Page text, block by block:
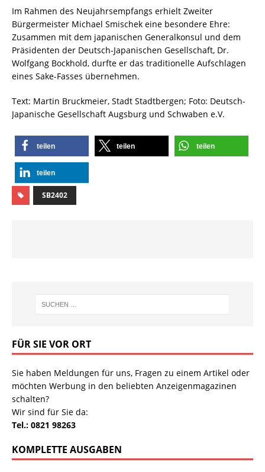
Im Rahmen des Neujahrsempfangs erhielt Zweiter
Bürgermeister Michael Smischek eine besondere Ehre:
Zusammen mit dem japanischen Generalkonsul und dem
Präsidenten der Deutsch-Japanischen Gesellschaft, Dr.
Wolfgang Bockhold, durfte er das traditionelle Aufschlagen
eines Sake-Fasses übernehmen.
Text: Martin Bruckmeier, Stadt Stadtbergen; Foto: Deutsch-
Japanische Gesellschaft Augsburg und Schwaben e.V.
teilen teilen teilen
teilen
SB2402
FÜR SIE VOR ORT
Sie haben Meldungen für uns, Fragen zu einem Artikel oder
möchten Werbung in den beliebten Anzeigenmagazinen
schalten?
Wir sind für Sie da:
Tel.: 0821 98263
KOMPLETTE AUSGABEN